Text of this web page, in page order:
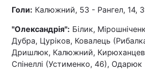
Голи: Калюжний, 53 - Рангел, 14,
"Олександрія": Білик,
Дубра, Цуріков, Ковалець
Дришлюк, Калюжний, Кирюханцев
Спінеллі (Устименко, 46),